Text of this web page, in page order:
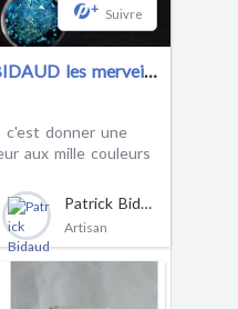
+ Suivre
BIJOUX BIDAUD les merveilles de dolores
c'est donner une
Patrick Bidaud
Artisan